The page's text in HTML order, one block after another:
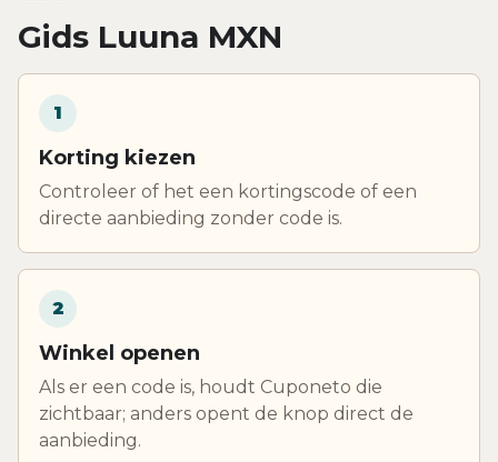
Gids Luuna MXN
1
Korting kiezen
Controleer of het een kortingscode of een
directe aanbieding zonder code is.
2
Winkel openen
Als er een code is, houdt Cuponeto die
zichtbaar; anders opent de knop direct de
aanbieding.